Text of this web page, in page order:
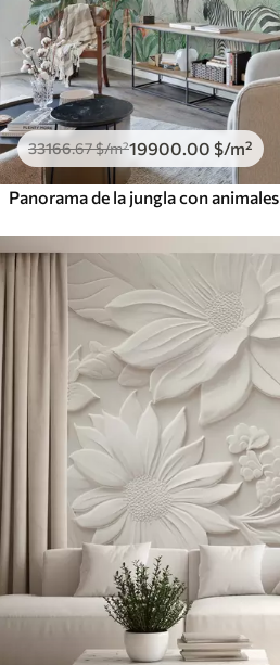
33166.67$/m²19900 .00 $/m²
Panorama de la jungla con animales